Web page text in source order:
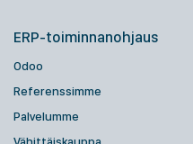
ERP-toiminnanohjaus
Odoo
Referenssimme
Palvelumme